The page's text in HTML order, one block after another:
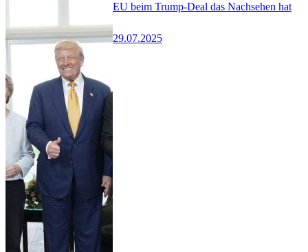
EU beim Trump-Deal das Nachsehen hat
29.07.2025